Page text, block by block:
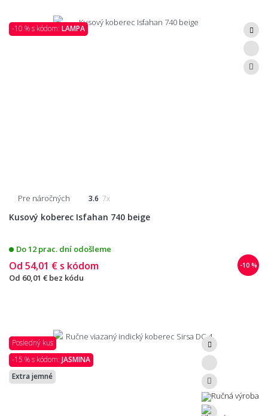
-10 % s kódom: LAMPA
Pre náročných 3.6 7x
Kusový koberec Isfahan 740 beige
Do 12 prac. dní odošleme
-10 %
Od 54,01 € s kódom
Od 60,01 € bez kódu
Posledný kus
-15 % s kódom: JASMINA
Extra jemné